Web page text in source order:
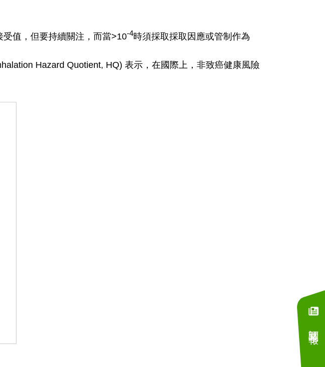
受值，但要持續關注，而當>10-4時須採取採取因應或管制作為
Hazard Quotient, HQ) 表示，在國際上，非致癌健康風險